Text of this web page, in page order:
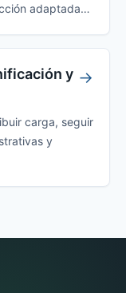
adaptadas
y →
carga, seguir
y